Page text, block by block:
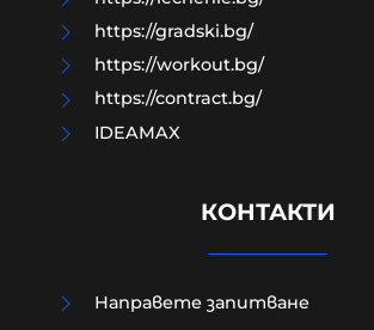
https://gradski.bg/
https://workout.bg/
https://contract.bg/
IDEAMAX
КОНТАКТИ
Направете запитване